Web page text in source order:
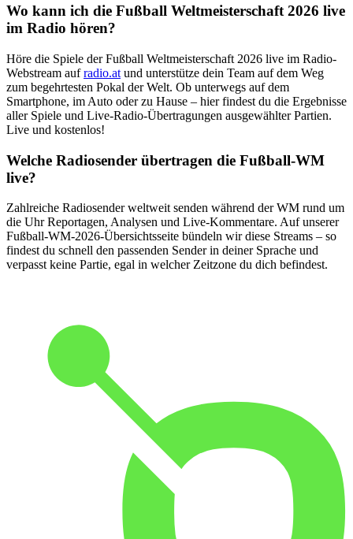
Wo kann ich die Fußball Weltmeisterschaft 2026 live
im Radio hören?
Höre die Spiele der Fußball Weltmeisterschaft 2026 live im Radio-
Webstream aufradio.at und unterstütze dein Team auf dem Weg
zum begehrtesten Pokal der Welt. Ob unterwegs auf dem
Smartphone, im Auto oder zu Hause – hier findest du die Ergebnisse
aller Spiele und Live-Radio-Übertragungen ausgewählter Partien.
Live und kostenlos!
Welche Radiosender übertragen die Fußball-WM
live?
Zahlreiche Radiosender weltweit senden während der WM rund um
die Uhr Reportagen, Analysen und Live-Kommentare. Auf unserer
Fußball-WM-2026-Übersichtsseite bündeln wir diese Streams – so
findest du schnell den passenden Sender in deiner Sprache und
verpasst keine Partie, egal in welcher Zeitzone du dich befindest.